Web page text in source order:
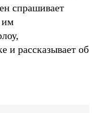
спрашивает
им
и рассказывает об